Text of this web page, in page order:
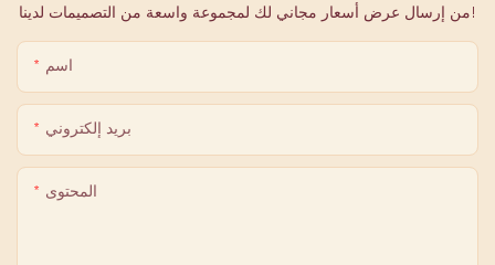
من إرسال عرض أسعار مجاني لك لمجموعة واسعة من التصميمات لدينا!
اسم
بريد إلكتروني
المحتوى